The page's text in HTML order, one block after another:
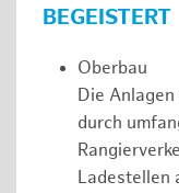
BEGEISTERT
Oberbau
Die
durch
Ladestellen